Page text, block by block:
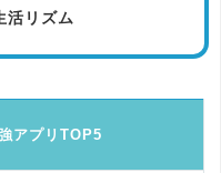
活リズム
アプリTOP5